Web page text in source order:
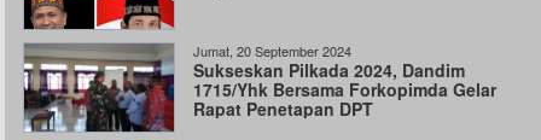
Jumat, 20 September 2024
Sukseskan Pilkada 2024, Dandim
1715/Yhk Bersama Forkopimda Gelar
Rapat Penetapan DPT